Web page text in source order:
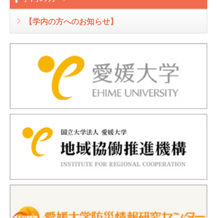
【学内の方へのお知らせ】